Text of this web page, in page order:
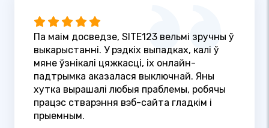
Па маім досведзе, SITE123 вельмі зручны ў
выкарыстанні. У рэдкіх выпадках, калі ў
мяне ўзнікалі цяжкасці, іх онлайн-
падтрымка аказалася выключнай. Яны
хутка вырашалі любыя праблемы, робячы
працэс стварэння вэб-сайта гладкім і
прыемным.